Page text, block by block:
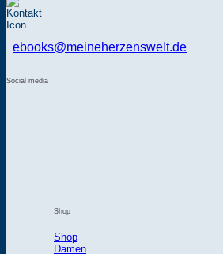
ebooks@meineherzenswelt.de
Social media
Shop
Shop
Damen